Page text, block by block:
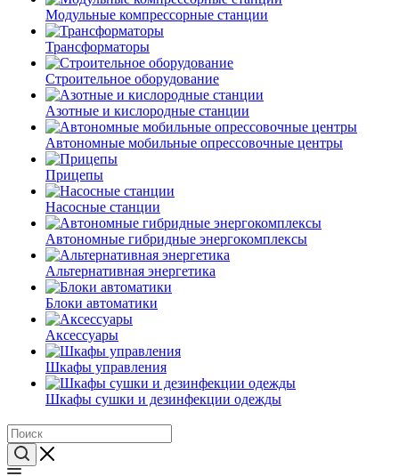
Модульные компрессорные станции
Трансформаторы
Строительное оборудование
Азотные и кислородные станции
Автономные мобильные опрессовочные центры
Прицепы
Насосные станции
Автономные гибридные энергокомплексы
Альтернативная энергетика
Блоки автоматики
Аксессуары
Шкафы управления
Шкафы сушки и дезинфекции одежды